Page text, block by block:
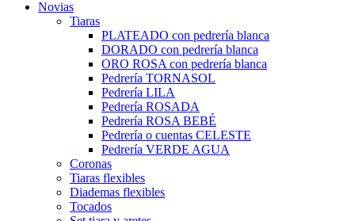
Novias
Tiaras
PLATEADO con pedrería blanca
DORADO con pedrería blanca
ORO ROSA con pedrería blanca
Pedrería TORNASOL
Pedrería LILA
Pedrería ROSADA
Pedrería ROSA BEBÉ
Pedrería o cuentas CELESTE
Pedrería VERDE AGUA
Coronas
Tiaras flexibles
Diademas flexibles
Tocados